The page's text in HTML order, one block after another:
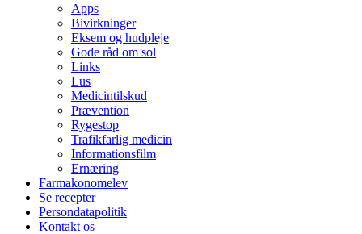
Apps
Bivirkninger
Eksem og hudpleje
Gode råd om sol
Links
Lus
Medicintilskud
Prævention
Rygestop
Trafikfarlig medicin
Informationsfilm
Ernæring
Farmakonomelev
Se recepter
Persondatapolitik
Kontakt os